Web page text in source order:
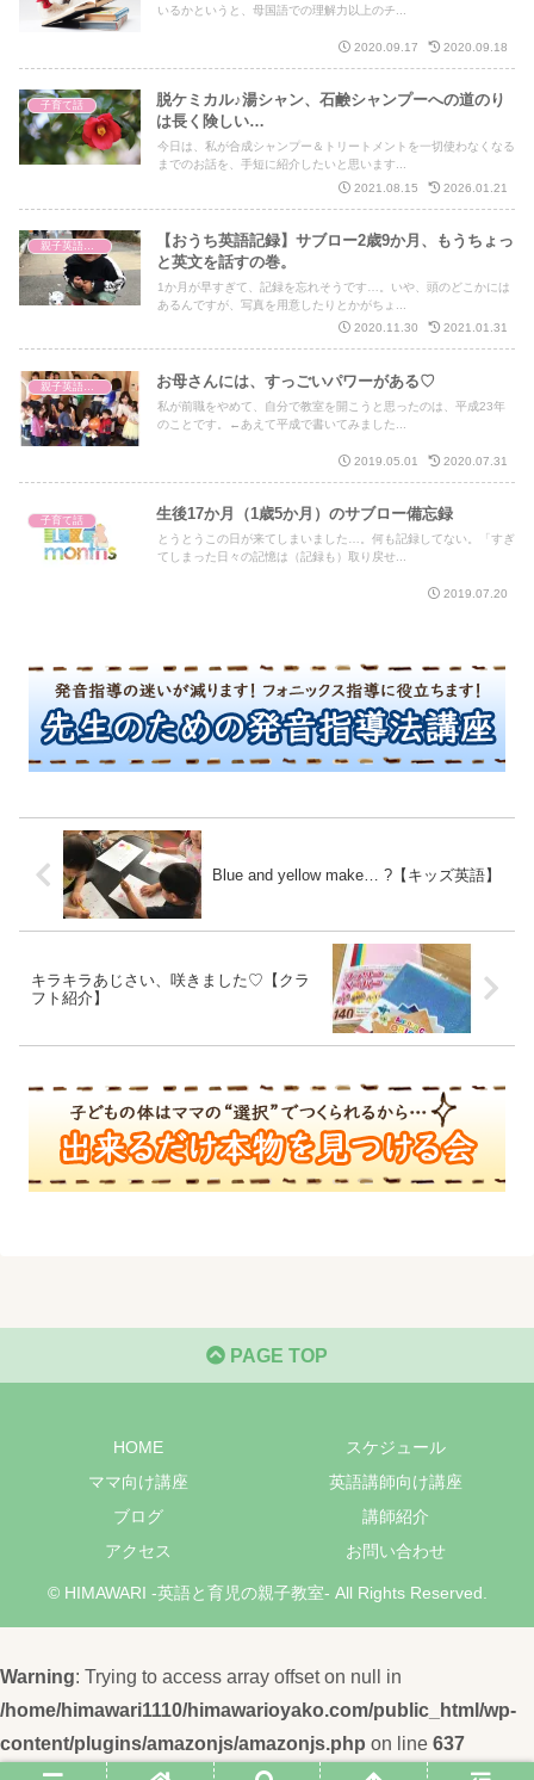
いるかというと、母国語での理解力以上のチ...
2020.09.17 2020.09.18
子育て話
脱ケミカル♪湯シャン、石鹸シャンプーへの道のり
は長く険しい…
今日は、私が合成シャンプー＆トリートメントを一切使わなくなる
までのお話を、手短に紹介したいと思います...
2021.08.15
2026.01.21
親子英語レッスン
【おうち英語記録】サブロー2歳9か月、もうちょっ
と英文を話すの巻。
1か月が早すぎて、記録を忘れそうです…。いや、頭のどこかには
あるんですが、写真を用意したりとかがちょ...
2020.11.30
2021.01.31
親子英語レッスン お母さんには、すっごいパワーがある♡
私が前職をやめて、自分で教室を開こうと思ったのは、平成23年
のことです。←あえて平成で書いてみました...
2019.05.01 2020.07.31
子育て話 生後17か月（1歳5か月）のサブロー備忘録
とうとうこの日が来てしまいました…。何も記録してない。「すぎ
てしまった日々の記憶は（記録も）取り戻せ...
2019.07.20
Blue and yellow make… ?【キッズ英語】
キラキラあじさい、咲きました♡【クラ
フト紹介】
PAGE TOP
HOME
スケジュール
ママ向け講座
英語講師向け講座
ブログ
講師紹介
アクセス
お問い合わせ
© HIMAWARI -英語と育児の親子教室- All Rights Reserved.
Warning: Trying to access array offset on null in
/home/himawari1110/himawarioyako.com/public_html/wp-
content/plugins/amazonjs/amazonjs.php on line 637